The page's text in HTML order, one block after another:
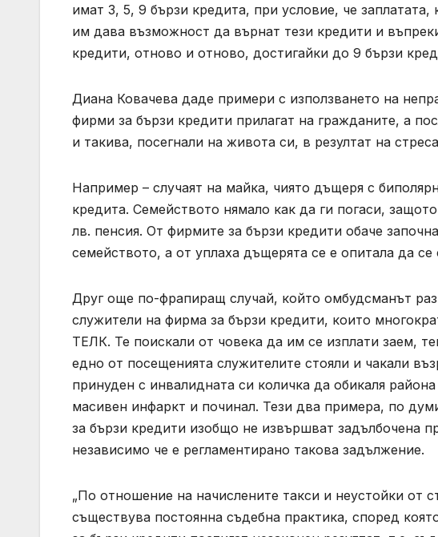
имат 3, 5, 9 бързи кредита, при условие, че
им дава възможност да върнат тези кредити и
кредити, отново и отново, достигайки до 9 бързи
Диана Ковачева даде примери с използването на
фирми за бързи кредити прилагат на гражданите, а
и такива, посегнали на живота си, в резултат на
Например – случаят на майка, чиято дъщеря с
кредита. Семейството нямало как да ги погаси,
лв. пенсия. От фирмите за бързи кредити обаче
семейството, а от уплаха дъщерята се е опитала да се
Друг още по-фрапиращ случай, който омбудсманът
служители на фирма за бързи кредити, които
ТЕЛК. Те поискали от човека да им се изплати заем,
едно от посещенията служителите стояли и чакали
принуден с инвалидната си количка да обикаля
масивен инфаркт и починал. Тези два примера, по
за бързи кредити изобщо не извършват задълбочена
независимо че е регламентирано такова задължение.
„По отношение на начислените такси и неустойки от
съществува постоянна съдебна практика, според